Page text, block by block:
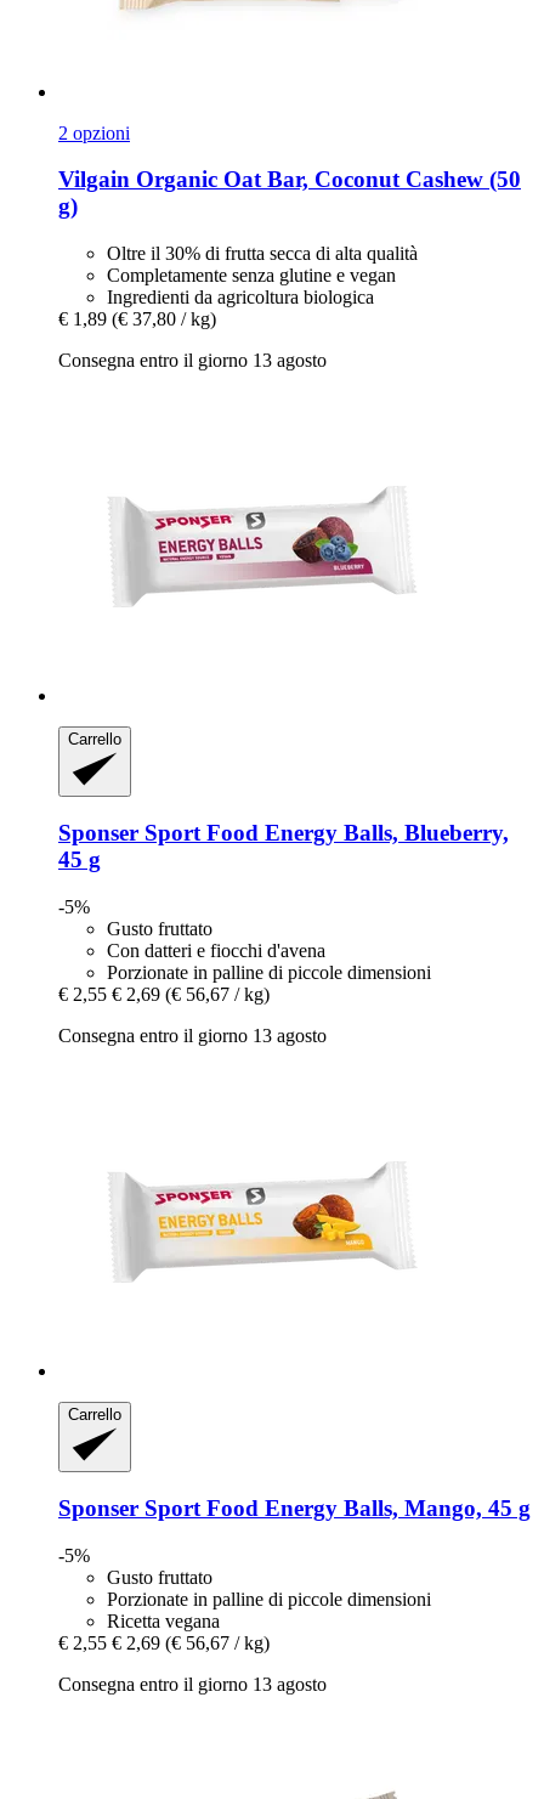
2 opzioni
Vilgain Organic Oat Bar, Coconut Cashew (50
g)
Oltre il 30% di frutta secca di alta qualità
Completamente senza glutine e vegan
Ingredienti da agricoltura biologica
€ 1,89 (€ 37,80 / kg)
Consegna entro il giorno 13 agosto
Carrello
Sponser Sport Food Energy Balls, Blueberry,
45 g
-5%
Gusto fruttato
Con datteri e fiocchi d'avena
Porzionate in palline di piccole dimensioni
€ 2,55 € 2,69 (€ 56,67 / kg)
Consegna entro il giorno 13 agosto
Carrello
Sponser Sport Food Energy Balls, Mango, 45 g
-5%
Gusto fruttato
Porzionate in palline di piccole dimensioni
Ricetta vegana
€ 2,55 € 2,69 (€ 56,67 / kg)
Consegna entro il giorno 13 agosto